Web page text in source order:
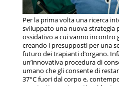
Per la prima volta una ricerca
sviluppato una nuova strategia
ossidativo a cui vanno incontro
creando i presupposti per una
futuro dei trapianti d’organo.
un’innovativa procedura di
umano che gli consente di
37°C fuori dal corpo e,